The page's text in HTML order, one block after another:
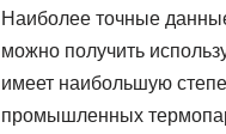
Наиболее точные
можно получить
имеет наибольшую
промышленных